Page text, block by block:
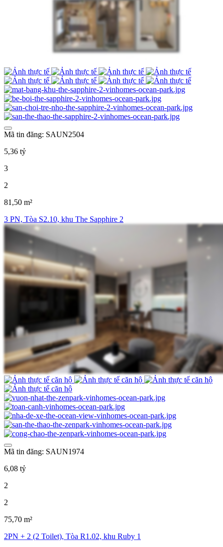
Mã tin đăng: SAUN2504
5,36 tỷ
3
2
81,50 m²
3 PN, Tòa S2.10, khu The Sapphire 2
Mã tin đăng: SAUN1974
6,08 tỷ
2
2
75,70 m²
2PN + 2 (2 Toilet), Tòa R1.02, khu Ruby 1